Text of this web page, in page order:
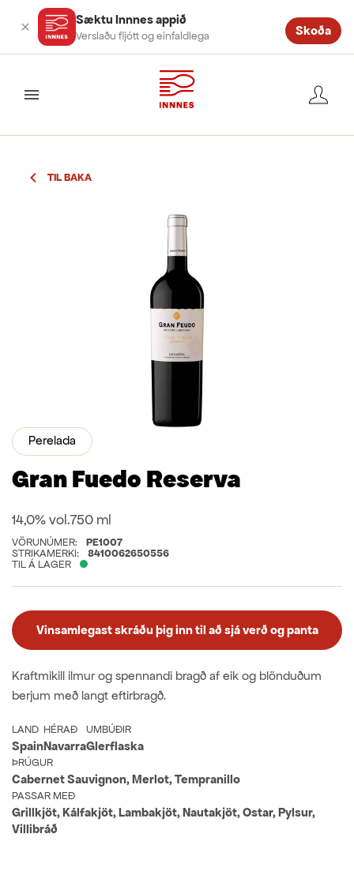
Sæktu Innnes appið
Verslaðu fljótt og einfaldlega Skoða
valmynd
TIL BAKA
Perelada
Gran Fuedo Reserva
14,0% vol.750 ml
VÖRUNÚMER:
PE1007
STRIKAMERKI:
8410062650556
TIL Á LAGER
Vinsamlegast skráðu þig inn til að sjá verð og panta
Kraftmikill ilmur og spennandi bragð af eik og blönduðum
berjum með langt eftirbragð.
LAND
Spain
HÉRAÐ
Navarra
UMBÚÐIR
Glerflaska
ÞRÚGUR
Cabernet Sauvignon, Merlot, Tempranillo
PASSAR MEÐ
Grillkjöt, Kálfakjöt, Lambakjöt, Nautakjöt, Ostar, Pylsur,
Villibráð